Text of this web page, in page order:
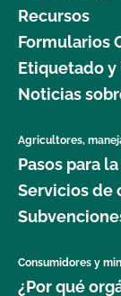
Recursos
Formularios
Etiquetado
Noticias
Agricultores,
Pasos para
Servicios de
Consumidores y
¿Por qué